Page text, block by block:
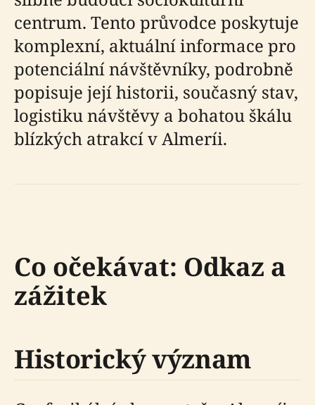
centrum. Tento průvodce poskytuje
komplexní, aktuální informace pro
potenciální návštěvníky, podrobně
popisuje její historii, současný stav,
logistiku návštěvy a bohatou škálu
blízkých atrakcí v Almeríi.
Co očekávat: Odkaz a
zážitek
Historický význam